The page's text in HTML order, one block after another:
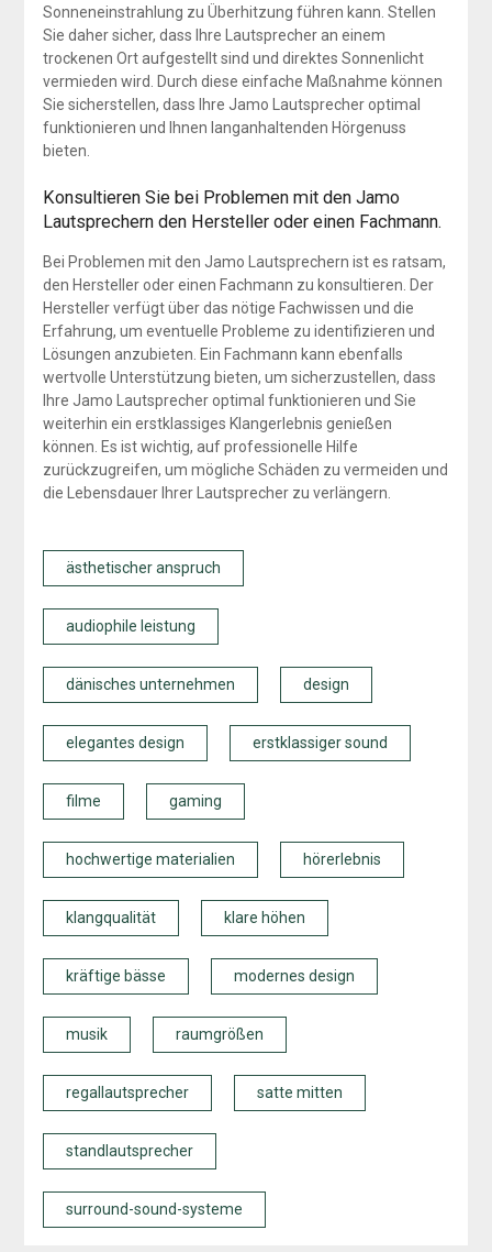
Sonneneinstrahlung zu Überhitzung führen kann. Stellen
Sie daher sicher, dass Ihre Lautsprecher an einem
trockenen Ort aufgestellt sind und direktes Sonnenlicht
vermieden wird. Durch diese einfache Maßnahme können
Sie sicherstellen, dass Ihre Jamo Lautsprecher optimal
funktionieren und Ihnen langanhaltenden Hörgenuss
bieten.
Konsultieren Sie bei Problemen mit den Jamo
Lautsprechern den Hersteller oder einen Fachmann.
Bei Problemen mit den Jamo Lautsprechern ist es ratsam,
den Hersteller oder einen Fachmann zu konsultieren. Der
Hersteller verfügt über das nötige Fachwissen und die
Erfahrung, um eventuelle Probleme zu identifizieren und
Lösungen anzubieten. Ein Fachmann kann ebenfalls
wertvolle Unterstützung bieten, um sicherzustellen, dass
Ihre Jamo Lautsprecher optimal funktionieren und Sie
weiterhin ein erstklassiges Klangerlebnis genießen
können. Es ist wichtig, auf professionelle Hilfe
zurückzugreifen, um mögliche Schäden zu vermeiden und
die Lebensdauer Ihrer Lautsprecher zu verlängern.
ästhetischer anspruch
audiophile leistung
dänisches unternehmen design
elegantes design erstklassiger sound
filme gaming
hochwertige materialien hörerlebnis
klangqualität klare höhen
kräftige bässe modernes design
musik raumgrößen
regallautsprecher satte mitten
standlautsprecher
surround-sound-systeme